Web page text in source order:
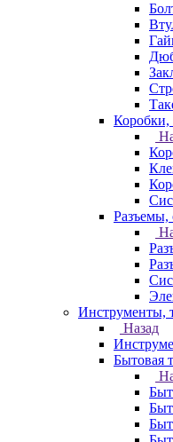
Разъемы,
Инструменты,
Назад
Бытовая